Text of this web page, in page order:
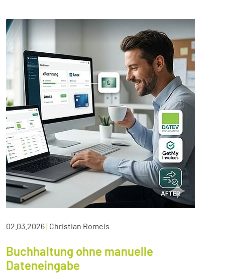
02.03.2026| Christian Romeis
Buchhaltung ohne manuelle
Dateneingabe